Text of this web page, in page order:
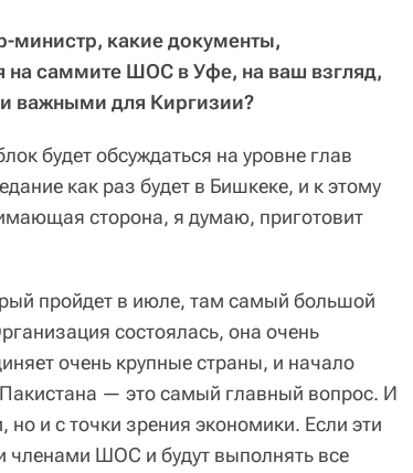
какие документы,
на саммите ШОС в Уфе, на ваш взгляд,
важными для Киргизии?
будет обсуждаться на уровне глав
как раз будет в Бишкеке, и к этому
сторона, я думаю, приготовит
пройдет в июле, там самый большой
состоялась, она очень
очень крупные страны, и начало
— это самый главный вопрос. И
но и с точки зрения экономики. Если эти
членами ШОС и будут выполнять все